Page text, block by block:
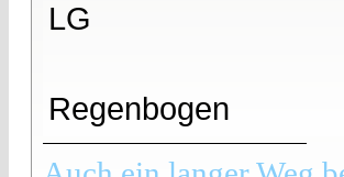
LG
Regenbogen